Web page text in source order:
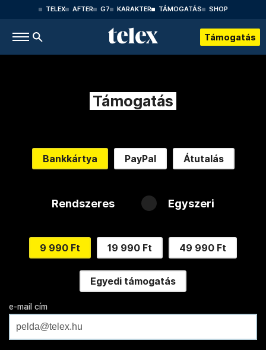
TELEX AFTER G7 KARAKTER TÁMOGATÁS SHOP
Támogatás
Támogatás
Bankkártya PayPal Átutalás
Rendszeres Egyszeri
9 990 Ft 19 990 Ft 49 990 Ft
Egyedi támogatás
e-mail cím